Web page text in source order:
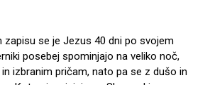
se je Jezus 40 dni po svojem
posebej spominjajo na veliko noč,
izbranim pričam, nato pa se z dušo in